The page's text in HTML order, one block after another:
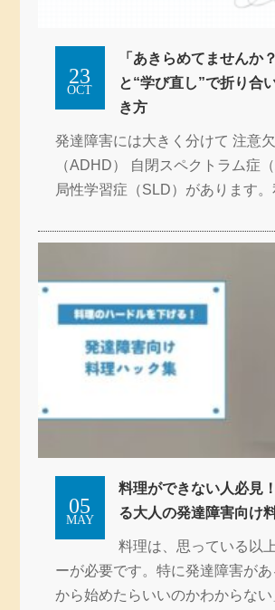
OCT
23
「あきらめてませんか
と“学び直し”で折り合
き方
発達障害には大きく分けて 注意
（ADHD） 自閉スペクトラム症
局性学習症（SLD）があります。
MAY
05
料理ができない人必見
る大人の発達障害向け
料理は、思っている以
ーが必要です。特に発達障害が
から始めたらいいのかわからな